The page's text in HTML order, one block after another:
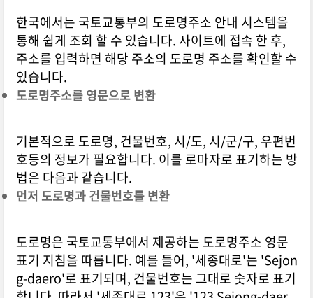
한국에서는 국토교통부의 도로명주소 안내 시스템을
통해 쉽게 조회 할 수 있습니다. 사이트에 접속 한 후,
주소를 입력하면 해당 주소의 도로명 주소를 확인할 수
있습니다.
도로명주소를 영문으로 변환
기본적으로 도로명, 건물번호, 시/도, 시/군/구, 우편번
호등의 정보가 필요합니다. 이를 로마자로 표기하는 방
법은 다음과 같습니다.
먼저 도로명과 건물번호를 변환
도로명은 국토교통부에서 제공하는 도로명주소 영문
표기 지침을 따릅니다. 예를 들어, '세종대로'는 'Sejon
g-daero'로 표기되며, 건물번호는 그대로 숫자로 표기